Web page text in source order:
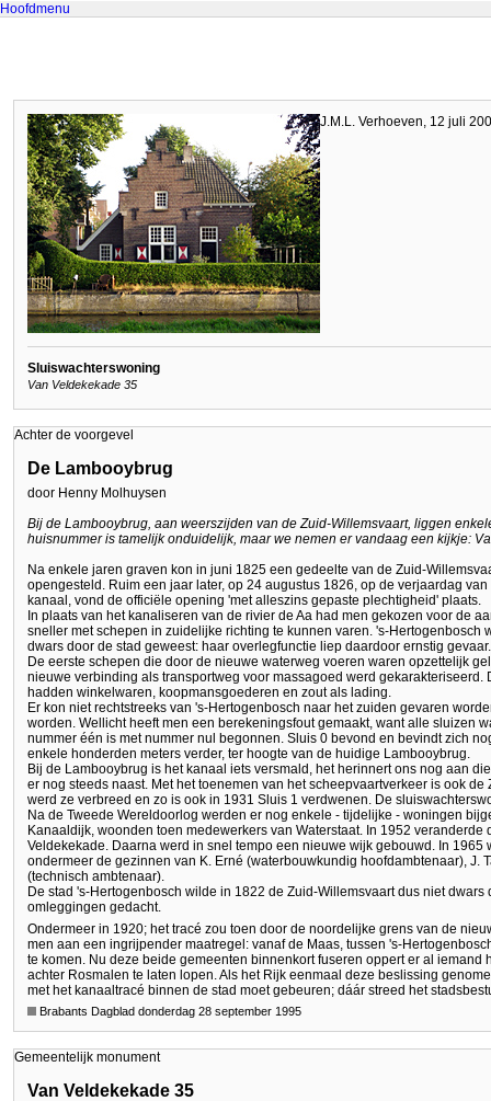
Hoofdmenu
J.M.L. Verhoeven, 12 juli
Sluiswachterswoning
Van Veldekekade 35
Achter de voorgevel
De Lambooybrug
door Henny Molhuysen
Bij de Lambooybrug, aan weerszijden van de Zuid-Willemsvaart, liggen
huisnummer is tamelijk onduidelijk, maar we nemen er vandaag een kijkje:
Na enkele jaren graven kon in juni 1825 een gedeelte van de Zuid-
opengesteld. Ruim een jaar later, op 24 augustus 1826, op de verjaardag
kanaal, vond de officiële opening 'met alleszins gepaste plechtigheid' plaats.
In plaats van het kanaliseren van de rivier de Aa had men gekozen voor de
sneller met schepen in zuidelijke richting te kunnen varen. 's-Hertogenbosch
dwars door de stad geweest: haar overlegfunctie liep daardoor ernstig
De eerste schepen die door de nieuwe waterweg voeren waren opzettelijk
nieuwe verbinding als transportweg voor massagoed werd gekarakteriseerd.
hadden winkelwaren, koopmansgoederen en zout als lading.
Er kon niet rechtstreeks van 's-Hertogenbosch naar het zuiden gevaren
worden. Wellicht heeft men een berekeningsfout gemaakt, want alle sluizen
nummer één is met nummer nul begonnen. Sluis 0 bevond en bevindt zich
enkele honderden meters verder, ter hoogte van de huidige Lambooybrug.
Bij de Lambooybrug is het kanaal iets versmald, het herinnert ons nog aan
er nog steeds naast. Met het toenemen van het scheepvaartverkeer is ook
werd ze verbreed en zo is ook in 1931 Sluis 1 verdwenen. De
Na de Tweede Wereldoorlog werden er nog enkele - tijdelijke - woningen
Kanaaldijk, woonden toen medewerkers van Waterstaat. In 1952
Veldekekade. Daarna werd in snel tempo een nieuwe wijk gebouwd. In 1965
ondermeer de gezinnen van K. Erné (waterbouwkundig hoofdambtenaar), J.
(technisch ambtenaar).
De stad 's-Hertogenbosch wilde in 1822 de Zuid-Willemsvaart dus niet
omleggingen gedacht.
Ondermeer in 1920; het tracé zou toen door de noordelijke grens van de
men aan een ingrijpender maatregel: vanaf de Maas, tussen 's-
te komen. Nu deze beide gemeenten binnenkort fuseren oppert er al iemand
achter Rosmalen te laten lopen. Als het Rijk eenmaal deze beslissing
met het kanaaltracé binnen de stad moet gebeuren; dáár streed het
Brabants Dagblad donderdag 28 september 1995
Gemeentelijk monument
Van Veldekekade 35